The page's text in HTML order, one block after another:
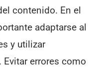
contenido. En el
adaptarse al
y utilizar
errores como